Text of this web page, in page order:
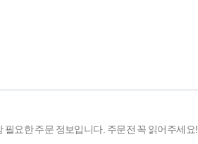
필요한 주문 정보입니다. 주문전 꼭 읽어주세요!